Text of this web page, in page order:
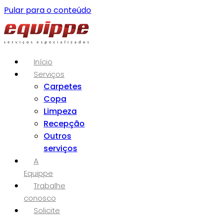
Pular para o conteúdo
Início
Serviços
Carpetes
Copa
Limpeza
Recepção
Outros
serviços
A
Equippe
Trabalhe
conosco
Solicite